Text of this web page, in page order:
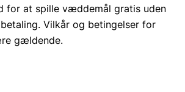
for at spille væddemål gratis uden
Vilkår og betingelser for
gældende.